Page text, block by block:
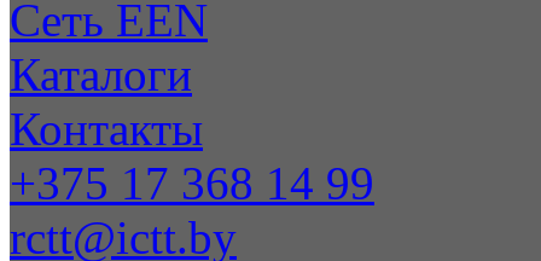
Сеть EEN
Каталоги
Контакты
+375 17 368 14 99
rctt@ictt.by